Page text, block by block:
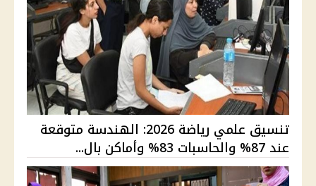
تنسيق علمي رياضة 2026: الهندسة متوقعة
عند 87% والحاسبات 83% وأماكن بال...